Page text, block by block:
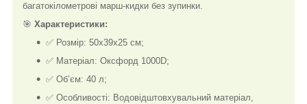
багатокілометрові марш-кидки без зупинки.
🎯 Характеристики:
✅ Розмір: 50x39x25 см;
✅ Матеріал: Оксфорд 1000D;
✅ Об’єм: 40 л;
✅ Особливості: Водовідштовхувальний матеріал,